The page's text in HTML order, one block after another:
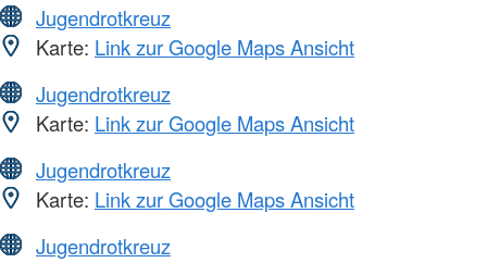
Jugendrotkreuz
Karte: Link zur Google Maps Ansicht
Jugendrotkreuz
Karte: Link zur Google Maps Ansicht
Jugendrotkreuz
Karte: Link zur Google Maps Ansicht
Jugendrotkreuz